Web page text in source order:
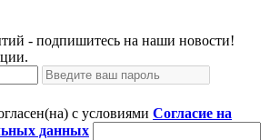
- подпишитесь на наши новости!
с условиями Согласие на
данных